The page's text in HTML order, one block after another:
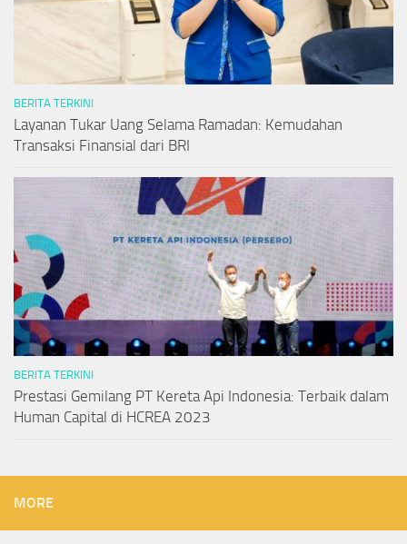
BERITA TERKINI
Layanan Tukar Uang Selama Ramadan: Kemudahan
Transaksi Finansial dari BRI
BERITA TERKINI
Prestasi Gemilang PT Kereta Api Indonesia: Terbaik dalam
Human Capital di HCREA 2023
MORE